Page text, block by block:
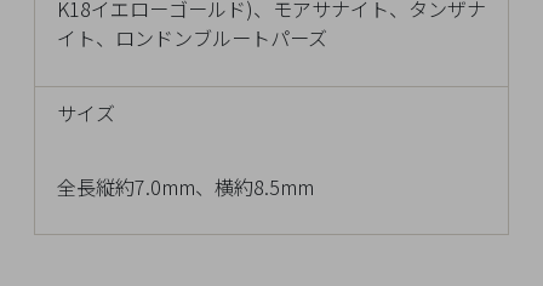
K18イエローゴールド)、モアサナイト、タンザナ
イト、ロンドンブルートパーズ
サイズ
全長縦約7.0mm、横約8.5mm
Q&A
SHOP
LIST